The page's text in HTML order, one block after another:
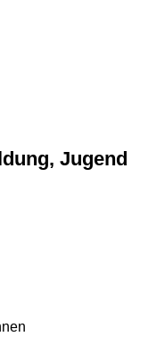
Jugend